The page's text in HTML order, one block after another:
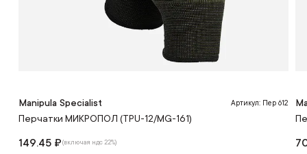
Manipula Specialist Артикул: Пер 612
Перчатки МИКРОПОЛ (TPU-12/MG-161)
149.45 ₽(включая ндс 22%)